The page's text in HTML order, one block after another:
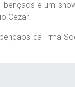
e um
Cezar.
da Irmã